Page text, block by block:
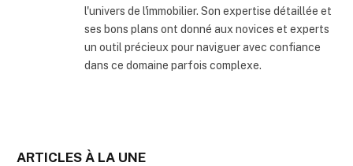
l'univers de l'immobilier. Son expertise détaillée et
ses bons plans ont donné aux novices et experts
un outil précieux pour naviguer avec confiance
dans ce domaine parfois complexe.
ARTICLES À LA UNE